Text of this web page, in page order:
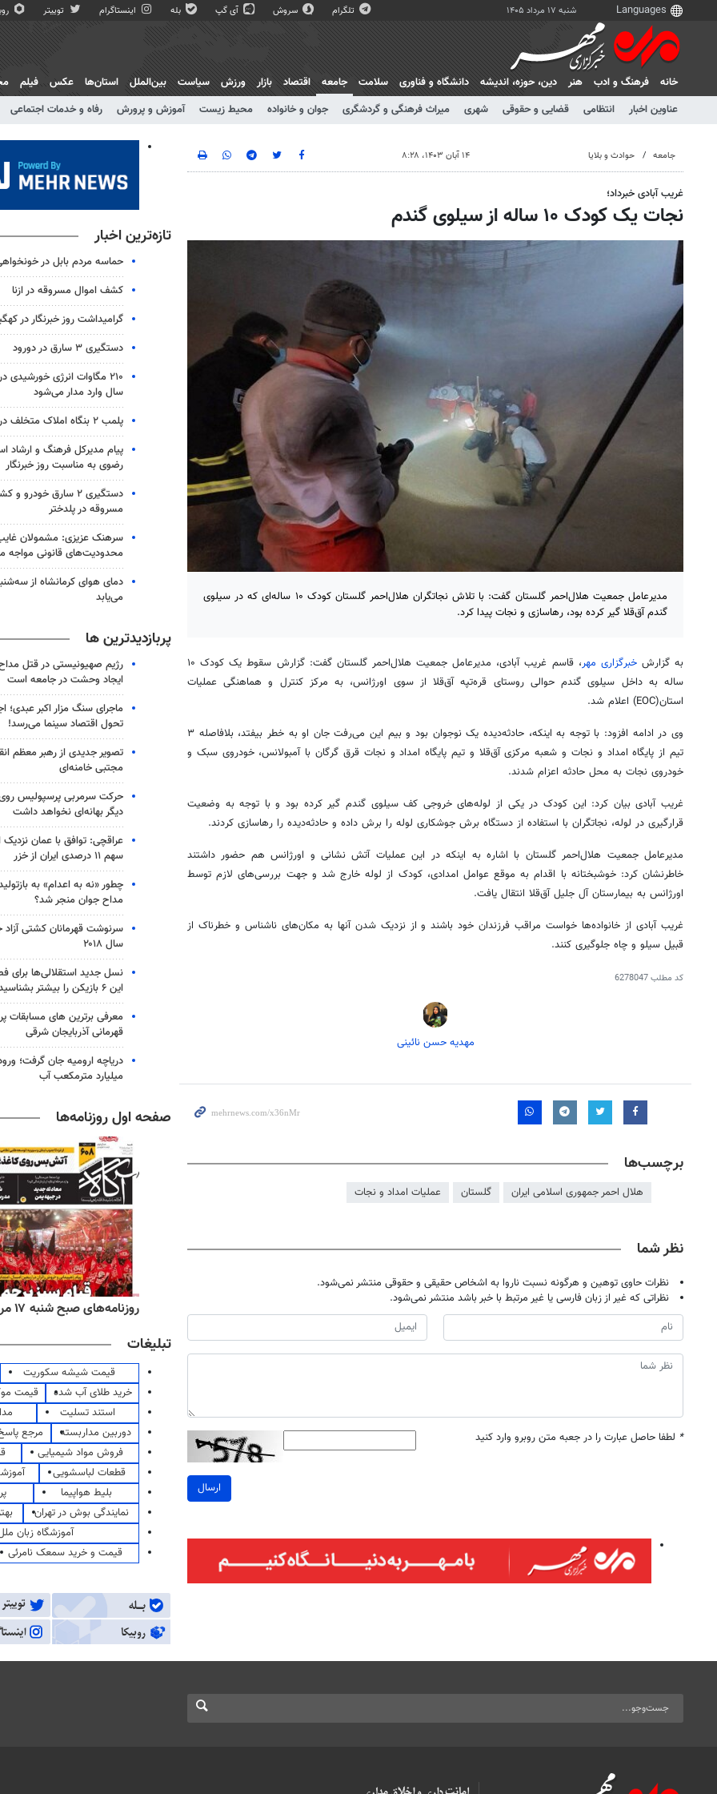
شنبه ۱۷ مرداد ۱۴۰۵ تلگرام سروش آی گپ بله اینستاگرام توییتر
خانه فرهنگ و ادب هنر دين، حوزه، انديشه دانشگاه و فناوری سلامت
جامعه
عناوین اخبار
انتظامی قضایی و حقوقی شهری میراث فرهنگی و گردشگری جوان و خانواده محیط زیست آموزش و پرورش رفاه و خدمات اجتماعی
اقتصاد بازار ورزش سیاست بین‌الملل استان‌ها عکس فیلم
جامعه حوادث و بلایا ۱۴ آبان ۱۴۰۳، ۸:۲۸
غریب آبادی خبرداد؛
نجات یک کودک ۱۰ ساله از سیلوی گندم
مدیرعامل جمعیت هلال‌احمر گلستان گفت: با تلاش نجاتگران هلال‌احمر گلستان کودک ۱۰ ساله‌ای که در سیلوی
گندم آق‌قلا گیر کرده بود، رهاسازی و نجات پیدا کرد.
به گزارشخبرگزاری مهر
، قاسم غریب آبادی، مدیرعامل جمعیت هلال‌احمر گلستان گفت: گزارش سقوط یک کودک ۱۰
ساله به داخل سیلوی گندم حوالی روستای قره‌تپه آق‌قلا از سوی اورژانس، به مرکز کنترل و هماهنگی عملیات
استان(EOC) اعلام شد.
وی در ادامه افزود: با توجه به اینکه، حادثه‌دیده یک نوجوان بود و بیم این می‌رفت جان او به خطر بیفتد، بلافاصله ۳
تیم از پایگاه امداد و نجات و شعبه مرکزی آق‌قلا و تیم پایگاه امداد و نجاتقرق گرگان با آمبولانس، خودروی سبک و
خودروی نجات به محل حادثه اعزام شدند.
غریب آبادی بیان کرد: این کودک در یکی از لوله‌های خروجی کف سیلوی گندم گیر کرده بود و با توجه به وضعیت
قرارگیری در لوله، نجاتگران با استفاده از دستگاه برش جوشکاری لوله را برش داده و حادثه‌دیده را رهاسازی کردند.
مدیرعامل جمعیت هلال‌احمر گلستان با اشاره به اینکه در این عملیات آتش نشانی و اورژانس هم حضور داشتند
خاطرنشان کرد: خوشبختانه با اقدام به موقع عوامل امدادی، کودک از لوله خارج شد و جهت بررسی‌های لازم توسط
اورژانس به بیمارستان آل جلیل آق‌قلا انتقال یافت.
غریب آبادی از خانواده‌ها خواست مراقب فرزندان خود باشند و از نزدیک شدن آنها به مکان‌های ناشناس و خطرناک از
قبیل سیلو و چاه جلوگیری کنند.
کد مطلب6278047
مهدیه حسن نائینی
برچسب‌ها
هلال احمر جمهوری اسلامی ایران گلستان عملیات امداد و نجات
نظر شما
نظرات حاوی توهین و هرگونه نسبت ناروا به اشخاص حقیقی و حقوقی منتشر نمی‌شود.
نظراتی که غیر از زبان فارسی یا غیر مرتبط با خبر باشد منتشر نمی‌شود.
* لطفا حاصل عبارت را در جعبه متن روبرو وارد کنید
ارسال
تازه‌ترین اخبار
حماسه مردم بابل در
کشف اموال مسروقه در ازنا
گرامیداشت روز خبرنگار در
دستگیری ۳ سارق در دورود
۲۱۰ مگاوات انرژی خورشیدی
سال وارد مدار می‌شود
پلمب ۲ بنگاه املاک متخلف در خرم‌آباد
پیام مدیرکل فرهنگ و ارشاد
رضوی به مناسبت روز خبرنگار
دستگیری ۲ سارق
مسروقه در پلدختر
سرهنک عزیزی: مشمولان
محدودیت‌های قانونی مواجه
دمای هوای کرمانشاه از
می‌یابد
پربازدیدترین ها
رژیم صهیونیستی در قتل
ایجاد وحشت در جامعه است
ماجرای سنگ مزار اکبر عبدی؛
تحول اقتصاد سینما می‌رسد!
تصویر جدیدی از رهبر معظم
مجتبی خامنه‌ای
حرکت سرمربی پرسپولیس روی
دیگر بهانه‌ای نخواهد داشت
عراقچی: توافق با عمان
سهم ۱۱ درصدی ایران از خزر
چطور «نه به اعدام» به
مداح جوان منجر شد؟
سرنوشت قهرمانان کشتی آزاد
سال ۲۰۱۸
نسل جدید استقلالی‌ها برای
این ۶ بازیکن را بیشتر بشناسید
معرفی برترین های مسابقات
قهرمانی آذربایجان شرقی
میلیارد مترمکعب آب
صفحه اول روزنامه‌ها
روزنامه‌های اقتصادی شنبه ۱۷ مرداد ۱۴۰۵ روزنامه‌های صبح شنبه ۱۷ مرداد ۱۴۰۵
تبلیغات
قیمت شیشه سکوریت
خرید طلای آب شده
قیمت
استند تسلیت
دوربین مداربسته
مرجع
فروش مواد شیمیایی
قطعات لباسشویی
بلیط هواپیما
نمایندگی بوش در تهران
آموزشگاه زبان
قیمت و خرید سمعک نامرئی